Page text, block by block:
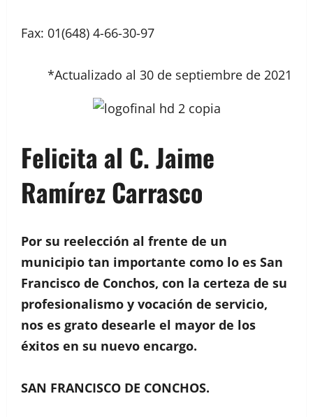
Fax: 01(648) 4-66-30-97
*Actualizado al 30 de septiembre de 2021
Felicita al C. Jaime
Ramírez Carrasco
Por su reelección al frente de un
municipio tan importante como lo es San
Francisco de Conchos, con la certeza de su
profesionalismo y vocación de servicio,
nos es grato desearle el mayor de los
éxitos en su nuevo encargo.
SAN FRANCISCO DE CONCHOS.